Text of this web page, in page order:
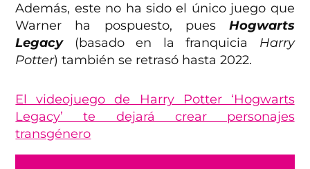
Además, este no ha sido el único juego que
Warner ha pospuesto, pues Hogwarts
Legacy(basado en la franquicia Harry
Potter) también se retrasó hasta 2022.
El videojuego de Harry Potter ‘Hogwarts
Legacy’ te dejará crear personajes
transgénero